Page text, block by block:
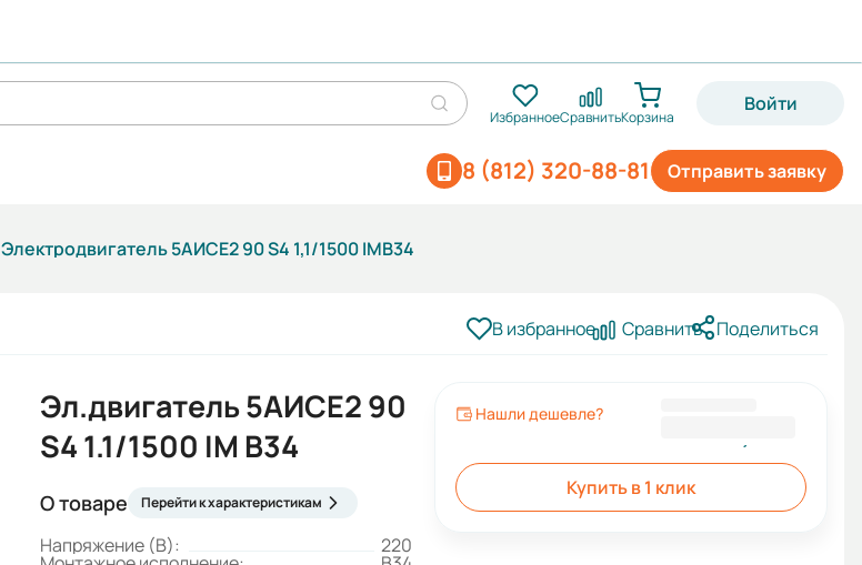
ИзбранноеСравнитьКорзина
Войти
Отправить заявку
8 (812) 320-88-81
Электродвигатель 5АИСЕ2 90 S4 1,1/1500 IMB34
В избранное Сравнить Поделиться
Эл.двигатель 5АИСЕ2 90
S4 1.1/1500 IM B34
О товаре Перейти к характеристикам
Напряжение (В): 220
Нашли дешевле?
Купить в 1 клик